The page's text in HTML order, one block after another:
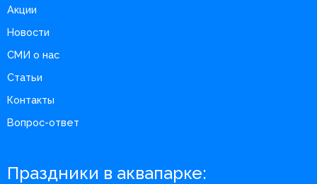
Акции
Новости
СМИ о нас
Статьи
Контакты
Вопрос-ответ
Праздники в аквапарке: